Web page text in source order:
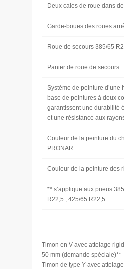
Deux cales de roue dans
Garde-boues des roues
Roue de secours 385/65
Panier de roue de secours
Système de peinture d’une
base de peintures à deux
garantissent une durabilité
et une résistance aux
Couleur de la peinture du
PRONAR
Couleur de la peinture des
** s’applique aux pneus
R22,5 ; 425/65 R22,5
Timon en V avec attelage
50 mm (demande spéciale)**
Timon de type Y avec